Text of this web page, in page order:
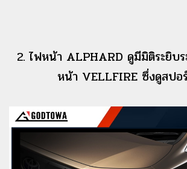
2. ไฟหน้า ALPHARD ดูมีมิติระยิบ
หน้า VELLFIRE ซึ่งดูสปอ